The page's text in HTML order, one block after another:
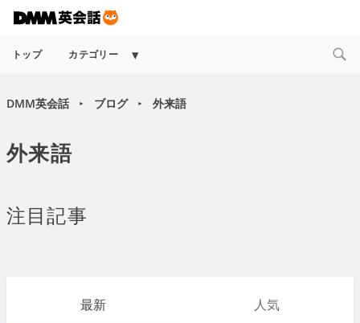
トップ カテゴリー
DMM英会話 ► ブログ ► 外来語
外来語
注目記事
最新 人気